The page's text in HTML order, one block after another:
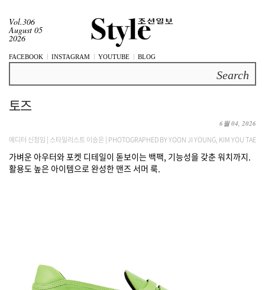
Vol.306
August 05
2026
FACEBOOK INSTAGRAM YOUTUBE BLOG
토즈
6월 04, 2026
에디터 신정임 | 스타일리스트 이승은 | PHOTOGRAPHED BY YOON JI YOUNG, KIM YOU TAE
가벼운 아우터와 포켓 디테일이 돋보이는 백팩, 기능성을 갖춘 워치까지.
활용도 높은 아이템으로 완성한 맨즈 서머 룩.